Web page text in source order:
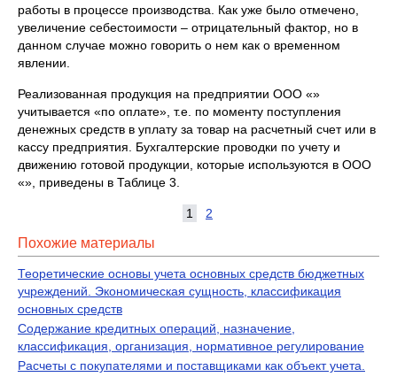
работы в процессе производства. Как уже было отмечено,
увеличение себестоимости – отрицательный фактор, но в
данном случае можно говорить о нем как о временном
явлении.
Реализованная продукция на предприятии ООО «»
учитывается «по оплате», т.е. по моменту поступления
денежных средств в уплату за товар на расчетный счет или в
кассу предприятия. Бухгалтерские проводки по учету и
движению готовой продукции, которые используются в ООО
«», приведены в Таблице 3.
1 2
Похожие материалы
Теоретические основы учета основных средств бюджетных
учреждений. Экономическая сущность, классификация
основных средств
Содержание кредитных операций, назначение,
классификация, организация, нормативное регулирование
Расчеты с покупателями и поставщиками как объект учета.